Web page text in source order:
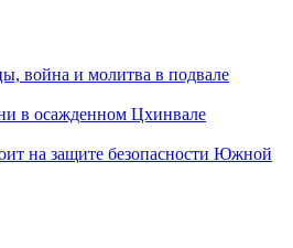
война и молитва в подвале
в осажденном Цхинвале
на защите безопасности Южной